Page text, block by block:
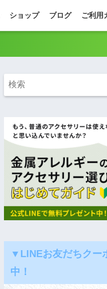
ショップ ブログ ご利用
▼LINEお友だちクー
中！